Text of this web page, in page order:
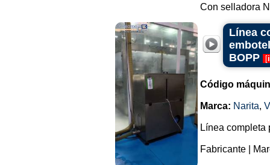
Con selladora
Línea
BOPP
[
Código
Marca: Narita,
Línea completa
Fabricante |